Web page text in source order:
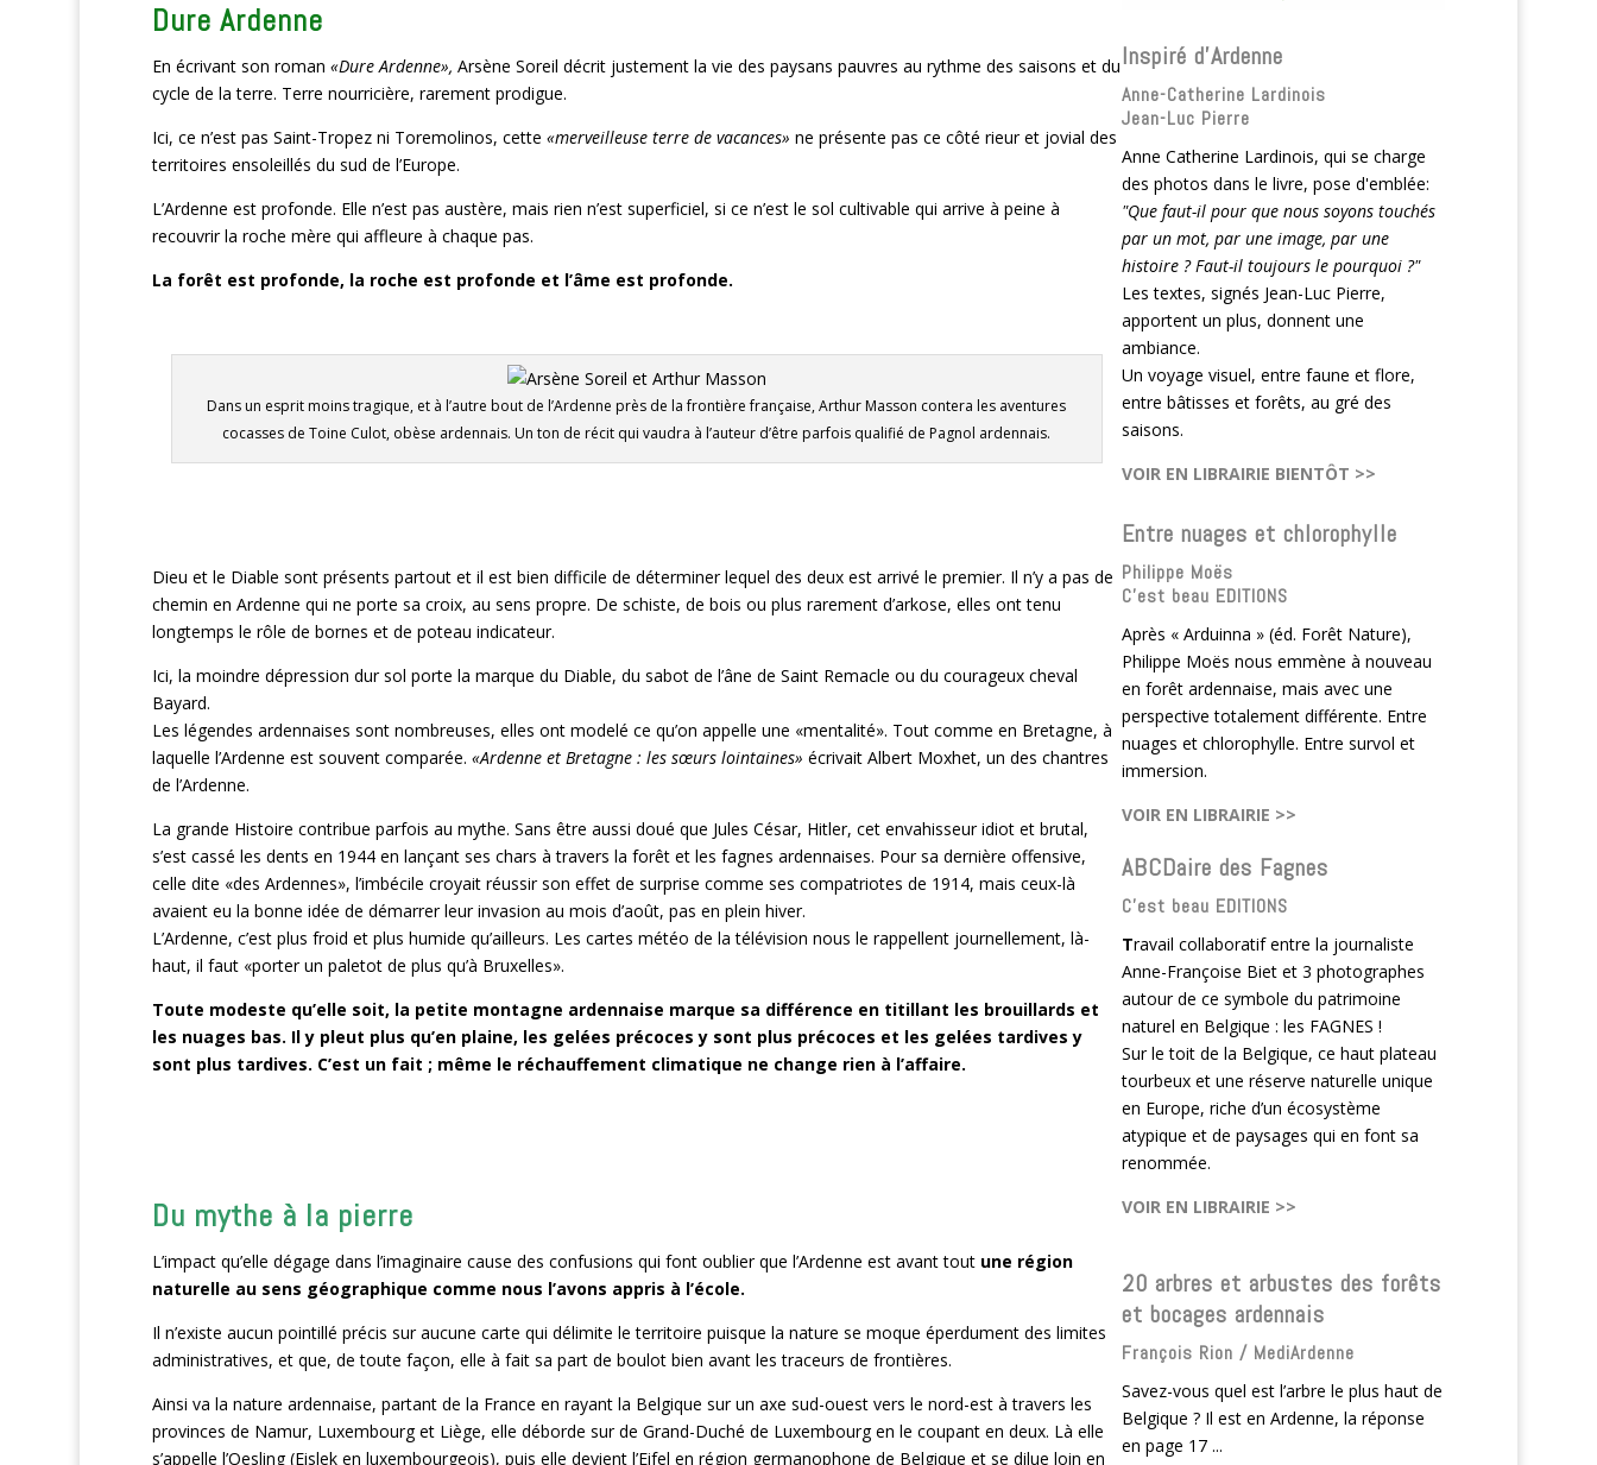
Dure Ardenne
En écrivant son roman «Dure Ardenne», Arsène Soreil décrit justement la vie des paysans pauvres au rythme des saisons et du
cycle de la terre. Terre nourricière, rarement prodigue.
Ici, ce n’est pas Saint-Tropez ni Toremolinos, cette «merveilleuse terre de vacances» ne présente pas ce côté rieur et jovial des
territoires ensoleillés du sud de l’Europe.
L’Ardenne est profonde. Elle n’est pas austère, mais rien n’est superficiel, si ce n’est le sol cultivable qui arrive à peine à
recouvrir la roche mère qui affleure à chaque pas.
La forêt est profonde, la roche est profonde et l’âme est profonde.
Dans un esprit moins tragique, et à l’autre bout de l’Ardenne près de la frontière française, Arthur Masson contera les aventures
cocasses de Toine Culot, obèse ardennais. Un ton de récit qui vaudra à l’auteur d’être parfois qualifié de Pagnol ardennais.
Dieu et le Diable sont présents partout et il est bien difficile de déterminer lequel des deux est arrivé le premier. Il n’y a pas de
chemin en Ardenne qui ne porte sa croix, au sens propre. De schiste, de bois ou plus rarement d’arkose, elles ont tenu
longtemps le rôle de bornes et de poteau indicateur.
Ici, la moindre dépression dur sol porte la marque du Diable, du sabot de l’âne de Saint Remacle ou du courageux cheval
Bayard.
Les légendes ardennaises sont nombreuses, elles ont modelé ce qu’on appelle une «mentalité». Tout comme en Bretagne, à
laquelle l’Ardenne est souvent comparée. «Ardenne et Bretagne : les sœurs lointaines» écrivait Albert Moxhet, un des chantres
de l’Ardenne.
La grande Histoire contribue parfois au mythe. Sans être aussi doué que Jules César, Hitler, cet envahisseur idiot et brutal,
s’est cassé les dents en 1944 en lançant ses chars à travers la forêt et les fagnes ardennaises. Pour sa dernière offensive,
celle dite «des Ardennes», l’imbécile croyait réussir son effet de surprise comme ses compatriotes de 1914, mais ceux-là
avaient eu la bonne idée de démarrer leur invasion au mois d’août, pas en plein hiver.
L’Ardenne, c’est plus froid et plus humide qu’ailleurs. Les cartes météo de la télévision nous le rappellent journellement, là-
haut, il faut «porter un paletot de plus qu’à Bruxelles».
Toute modeste qu’elle soit, la petite montagne ardennaise marque sa différence en titillant les brouillards et
les nuages bas. Il y pleut plus qu’en plaine, les gelées précoces y sont plus précoces et les gelées tardives y
sont plus tardives. C’est un fait ; même le réchauffement climatique ne change rien à l’affaire.
Du mythe à la pierre
L’impact qu’elle dégage dans l’imaginaire cause des confusions qui font oublier que l’Ardenne est avant tout une région
naturelle au sens géographique comme nous l’avons appris à l’école.
Il n’existe aucun pointillé précis sur aucune carte qui délimite le territoire puisque la nature se moque éperdument des limites
administratives, et que, de toute façon, elle à fait sa part de boulot bien avant les traceurs de frontières.
Ainsi va la nature ardennaise, partant de la France en rayant la Belgique sur un axe sud-ouest vers le nord-est à travers les
provinces de Namur, Luxembourg et Liège, elle déborde sur de Grand-Duché de Luxembourg en le coupant en deux. Là elle
s’appelle l’Oesling (Eislek en luxembourgeois), puis elle devient l’Eifel en région germanophone de Belgique et se dilue loin en
Inspiré d'Ardenne
Anne-Catherine Lardinois
Jean-Luc Pierre
Anne Catherine Lardinois, qui se charge
des photos dans le livre, pose d'emblée:
"Que faut-il pour que nous soyons touchés
par un mot, par une image, par une
histoire ? Faut-il toujours le pourquoi ?"
Les textes, signés Jean-Luc Pierre,
apportent un plus, donnent une
ambiance.
Un voyage visuel, entre faune et flore,
entre bâtisses et forêts, au gré des
saisons.
VOIR EN LIBRAIRIE BIENTÔT >>
Entre nuages et chlorophylle
Philippe Moës
C'est beau EDITIONS
Après « Arduinna » (éd. Forêt Nature),
Philippe Moës nous emmène à nouveau
en forêt ardennaise, mais avec une
perspective totalement différente. Entre
nuages et chlorophylle. Entre survol et
immersion.
VOIR EN LIBRAIRIE >>
ABCDaire des Fagnes
C'est beau EDITIONS
Travail collaboratif entre la journaliste
Anne-Françoise Biet et 3 photographes
autour de ce symbole du patrimoine
naturel en Belgique : les FAGNES !
Sur le toit de la Belgique, ce haut plateau
tourbeux et une réserve naturelle unique
en Europe, riche d’un écosystème
atypique et de paysages qui en font sa
renommée.
VOIR EN LIBRAIRIE >>
20 arbres et arbustes des forêts
et bocages ardennais
François Rion / MediArdenne
Savez-vous quel est l’arbre le plus haut de
Belgique ? Il est en Ardenne, la réponse
en page 17 ...